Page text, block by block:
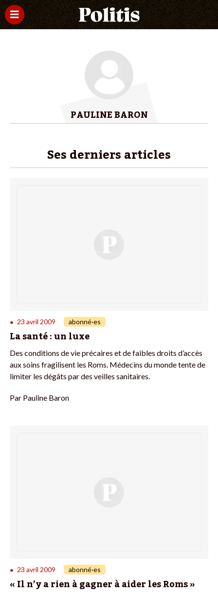
PAULINE BARON
Ses derniers articles
• 23 avril 2009 abonné·es
La santé : un luxe
Des conditions de vie précaires et de faibles droits d’accès
aux soins fragilisent les Roms. Médecins du monde tente de
limiter les dégâts par des veilles sanitaires.
Par Pauline Baron
• 23 avril 2009 abonné·es
« Il n’y a rien à gagner à aider les Roms »